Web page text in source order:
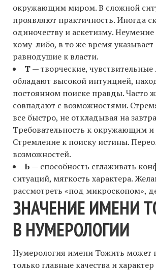
окружающим миром. В сложной
проявляют практичность. Иногда
одиночеству и аскетизму.
кому-либо, в то же время указывает
равнодушие к власти.
Т— творческие,
обладают высокой интуицией,
постоянном поиске правды. Часто
совпадают с возможностями.
все быстро, не откладывая на
Требовательность к окружающим и
Стремление к поиску истины.
возможностей.
Ь — способность сглаживать
ситуаций, мягкость характера.
рассмотреть «под микроскопом»,
ЗНАЧЕНИЕ ИМЕНИ
В НУМЕРОЛОГИИ
Нумерология имени Тожить может
только главные качества и